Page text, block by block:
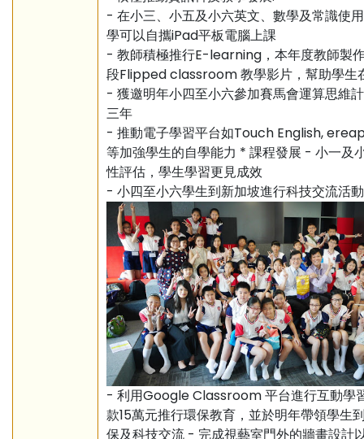
- 在小三、小五及小六英文、數學及常識使
學可以自攜iPad平板電腦上課
- 教師積極推行E-learning，本年度教師製
段Flipped classroom 教學影片，幫助學生
- 獲邀明年小四至小六參加賽馬會運算思維
三年
- 推動電子學習平台如Touch English,
等加強學生的自學能力 * 課程發展 - 小一及
性評估，學生學習更見成效
- 小四至小六學生到新加坡進行科技交流活動
- 利用Google Classroom 平台進行互動學
款15萬元推行環保教育，並於明年帶領學生
保及科技交流 - 完成視藝室門外的牆畫設計